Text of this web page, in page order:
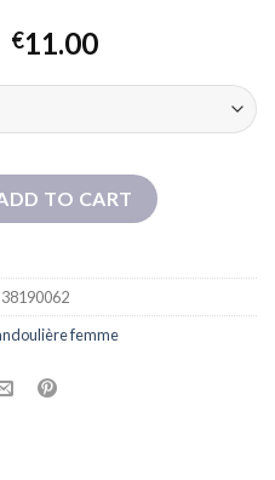
€11.00
de femmes à la main de
TO CART
femme